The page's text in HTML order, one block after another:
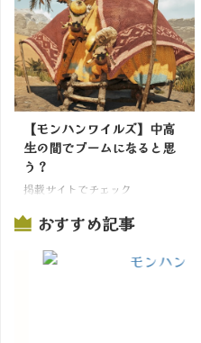
【モンハンワイルズ】中高
生の間でブームになると思
う？
掲載サイトでチェック
おすすめ記事